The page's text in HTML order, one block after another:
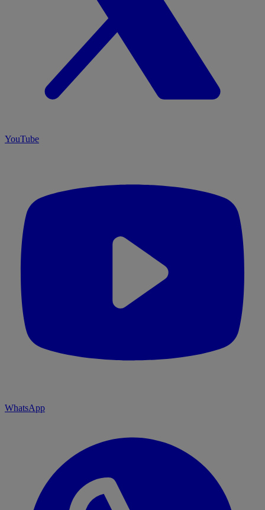
YouTube
WhatsApp